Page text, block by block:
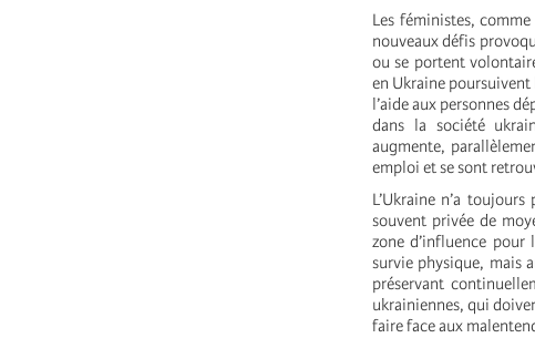
Les féministes,
nouveaux défis
ou se portent
en Ukraine
l’aide aux personnes
dans la société
augmente,
emploi et se sont
L’Ukraine n’a
souvent privée de
zone d’influence pour
survie physique, mais
préservant
ukrainiennes, qui
faire face aux